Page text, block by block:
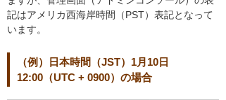
記はアメリカ西海岸時間（PST）表記となって
います。
（例）日本時間（JST）1月10日
12:00（UTC + 0900）の場合